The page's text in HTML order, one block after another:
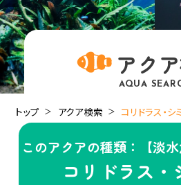
アク
AQUA
トップ アクア検索 コリドラス・シ
このアクアの種類：【淡
コリドラス・